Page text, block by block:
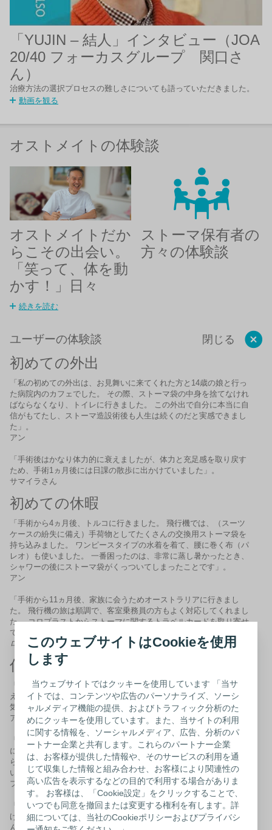
このウェブサイトはCookieを使用
します
当ウェブサイトではクッキーを使用しています 「当サ
イトでは、コンテンツや広告のパーソナライズ、ソーシ
ャルメディア機能の提供、およびトラフィック分析のた
めにクッキーを使用しています。また、当サイトの利用
に関する情報を、ソーシャルメディア、広告、分析のパ
ートナー企業と共有します。これらのパートナー企業
は、お客様が提供した情報や、そのサービスの利用を通
じて収集した情報と組み合わせ、お客様により関連性の
高い広告を表示するなどの目的で利用する場合がありま
す。 お客様は、「Cookie設定」をクリックすることで、
いつでも同意を撤回または変更する権利を有します。詳
細については、当社のCookieポリシーおよびプライバシ
「YUJIN – 結人」インタビュー（JOA
20/40 フォーカスグループ 関口さ
ん）
治療方法の選択プロセスの難しさについても語っていただきました。
動画を観る
オストメイトの体験談
オストメイトだか
らこその出会い。
「笑って、体を動
かす！」日々
続きを読む
ストーマ保有者の
方々の体験談
閉じる
ユーザーの体験談
初めての外出
「私の初めての外出は、お見舞いに来てくれた方と14歳の娘と行っ
た病院内のカフェでした。 その際、ストーマ袋の中身を捨てなけれ
ばならなくなり、トイレに行きました。 この外出で自分に本当に自
信がもてたし、ストーマ造設術後も人生は続くのだと実感できまし
た」。
アン
「手術後はかなり体力的に衰えましたが、体力と充足感を取り戻す
ため、手術1ヵ月後には日課の散歩に出かけていました」。
サマイラさん
初めての休暇
「手術から4ヵ月後、トルコに行きました。 飛行機では、（スーツ
ケースの紛失に備え）手荷物としてたくさんの交換用ストーマ袋を
持ち込みました。 ワンピースタイプの水着を着て、腰に巻く布（パ
レオ）も使いました。 一番困ったのは、非常に蒸し暑かったとき、
シャワーの後にストーマ袋がくっついてしまったことです」。
アン
「手術から11ヵ月後、家族に会うためオーストラリアに行きまし
た。 飛行機の旅は順調で、客室乗務員の方もよく対応してくれまし
た。 コロプラストからストーマに関するトラベルカードを取り寄せ
て持参したため、行列で待たされることもありませんでした」。
ローズマリー
仕事への復帰
「私は手術から3ヵ月後に仕事に戻りました。 職場には予備の着替
えを持っていきました。 一番困ったのは、会議中にストーマ袋から
気恥ずかしい音が漏れることでした」。
アン
「手術後は体力が戻るまで、3ヵ月間休職しました。 その後、仕事
には段階的に復帰しました。仕事の時間を徐々に増やしながら、慣
らしていったのです。 復帰当初はとても疲れを感じたので、これは
いい復職の方法だったと思います」。
フィオナ
「救急車の運転手としての仕事を辞め、現在は、私の友人が立ち上
げたがんサポートサービスのボランティアとして働いています。 が
ん患者さんが充足感を得られるよう、手厚いケアを提供していま